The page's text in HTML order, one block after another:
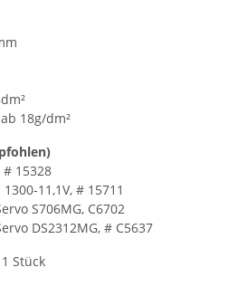
18g/dm²
15328
11,1V, # 15711
S706MG, C6702
DS2312MG, # C5637
1 Stück